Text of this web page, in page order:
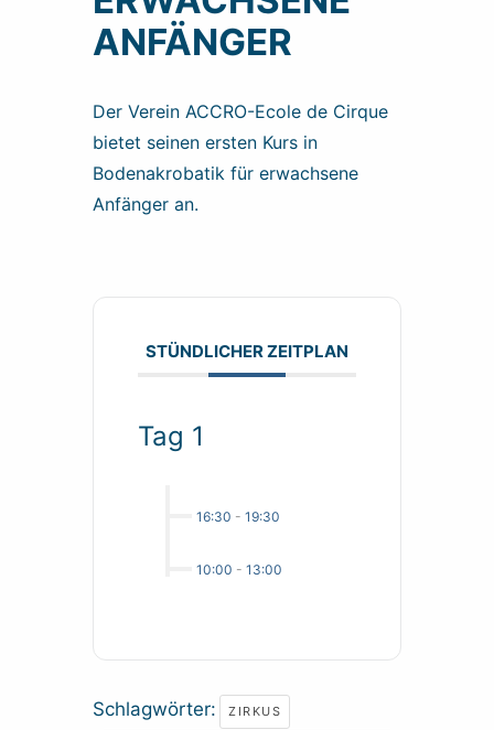
ANFÄNGER
Der Verein ACCRO-Ecole de Cirque
bietet seinen ersten Kurs in
Bodenakrobatik für erwachsene
Anfänger an.
STÜNDLICHER ZEITPLAN
Tag 1
16:30 - 19:30
10:00 - 13:00
Schlagwörter: ZIRKUS